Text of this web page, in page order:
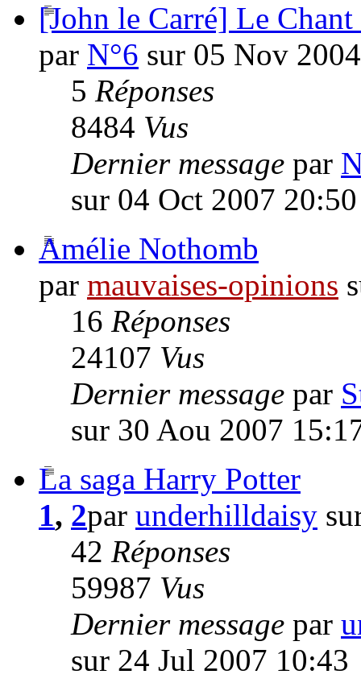
[John le Carré] Le
par N°6 sur 05 Nov
5 Réponses
8484 Vus
Dernier message par
sur 04 Oct 2007 20:50
Amélie Nothomb
par mauvaises-opinions
16 Réponses
24107 Vus
Dernier message par
sur 30 Aou 2007
La saga Harry Potter
1, 2par underhilldaisy
42 Réponses
59987 Vus
Dernier message par
sur 24 Jul 2007 10:43